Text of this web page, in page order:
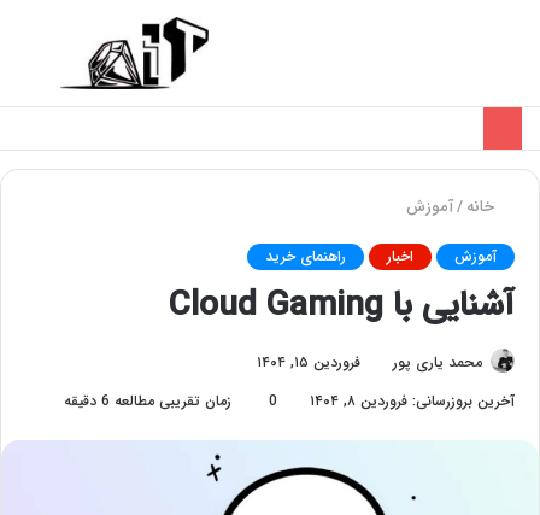
خانه/آموزش
آموزش اخبار راهنمای خرید
آشنایی با Cloud Gaming
محمد یاری پور
فروردین ۱۵, ۱۴۰۴
آخرین بروزرسانی: فروردین ۸, ۱۴۰۴
0 زمان تقریبی مطالعه 6 دقیقه